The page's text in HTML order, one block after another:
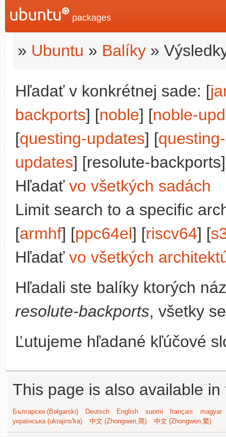
packages
» Ubuntu » Balíky »
Hľadať v konkrétnej sade: [
backports] [noble] [noble-
[questing-updates] [
updates] [resolute-
Hľadať vo všetkých sadách
Limit search to a specific
[armhf] [ppc64el] [riscv64] [
Hľadať vo všetkých
Hľadali ste balíky ktorých
resolute-backports, všetky
Ľutujeme hľadané kľúčové
This page is also available
Български (Bəlgarski) Deutsch English suomi français
magyar
українська (ukrajins'ka)
中文 (Zhongwen,简) 中文 (Zhongwen,繁)